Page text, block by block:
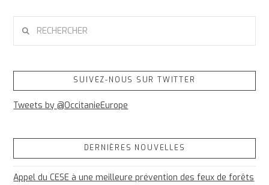
SUIVEZ-NOUS SUR TWITTER
Tweets by @OccitanieEurope
DERNIÈRES NOUVELLES
Appel du CESE à une meilleure prévention des feux de forêts